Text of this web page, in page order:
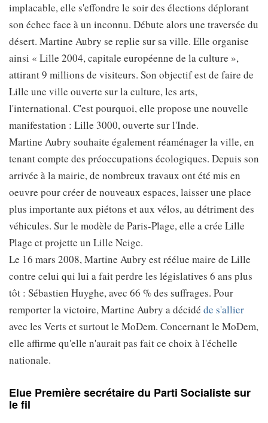
implacable, elle s'effondre le soir des élections déplorant
son échec face à un inconnu. Débute alors une traversée du
désert. Martine Aubry se replie sur sa ville. Elle organise
ainsi « Lille 2004, capitale européenne de la culture »,
attirant 9 millions de visiteurs. Son objectif est de faire de
Lille une ville ouverte sur la culture, les arts,
l'international. C'est pourquoi, elle propose une nouvelle
manifestation : Lille 3000, ouverte sur l'Inde.
Martine Aubry souhaite également réaménager la ville, en
tenant compte des préoccupations écologiques. Depuis son
arrivée à la mairie, de nombreux travaux ont été mis en
oeuvre pour créer de nouveaux espaces, laisser une place
plus importante aux piétons et aux vélos, au détriment des
véhicules. Sur le modèle de Paris-Plage, elle a crée Lille
Plage et projette un Lille Neige.
Le 16 mars 2008, Martine Aubry est réélue maire de Lille
contre celui qui lui a fait perdre les législatives 6 ans plus
tôt : Sébastien Huyghe, avec 66 % des suffrages. Pour
remporter la victoire, Martine Aubry a décidé de s'allier
avec les Verts et surtout le MoDem. Concernant le MoDem,
elle affirme qu'elle n'aurait pas fait ce choix à l'échelle
nationale.
Elue Première secrétaire du Parti Socialiste sur
le fil